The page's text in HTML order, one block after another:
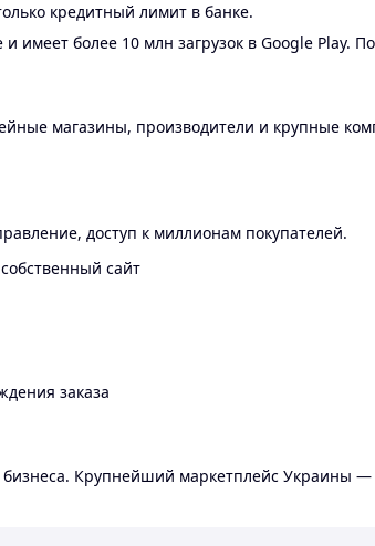
кредитный лимит в банке.
имеет более 10 млн загрузок в Google Play.
магазины, производители и крупные
доступ к миллионам покупателей.
сайт
заказа
Крупнейший маркетплейс Украины